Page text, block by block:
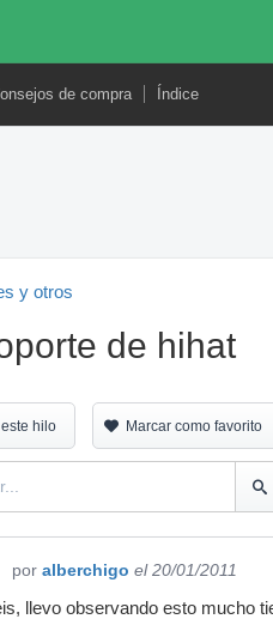
de compra Índice
y otros
de hihat
hilo Marcar como favorito
por alberchigo el 20/01/2011
llevo observando esto mucho